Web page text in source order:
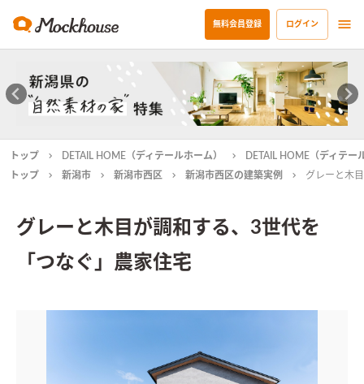
無料会員登録 ログイン
トップ DETAIL HOME（ディテールホーム）
DETAIL HOME（ディテ
トップ
新潟市 新潟市西区 新潟市西区の建築実例 グレーと木
グレーと木目が調和する、3世代を
「つなぐ」農家住宅